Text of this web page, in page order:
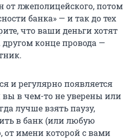
от лжеполицейского, потом
банка» — и так до тех
что ваши деньги хотят
другом конце провода —
и регулярно появляется
вы в чем-то не уверены или
лучше взять паузу,
в банк (или любую
от имени которой с вами